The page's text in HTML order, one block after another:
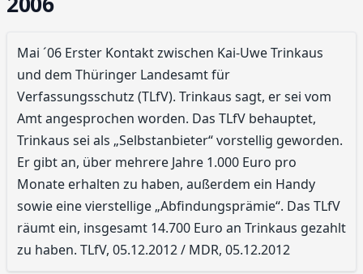
Mai ´06 Erster Kontakt zwischen Kai-Uwe Trinkaus
und dem Thüringer Landesamt für
Verfassungsschutz (TLfV). Trinkaus sagt, er sei vom
Amt angesprochen worden. Das TLfV behauptet,
Trinkaus sei als „Selbstanbieter“ vorstellig geworden.
Er gibt an, über mehrere Jahre 1.000 Euro pro
Monate erhalten zu haben, außerdem ein Handy
sowie eine vierstellige „Abfindungsprämie“. Das TLfV
räumt ein, insgesamt 14.700 Euro an Trinkaus gezahlt
zu haben. TLfV, 05.12.2012 / MDR, 05.12.2012